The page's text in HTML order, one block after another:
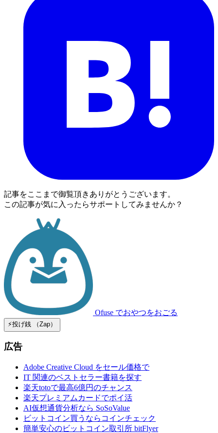
記事をここまで御覧頂きありがとうございます。
この記事が気に入ったらサポートしてみませんか？
Ofuse でおやつをおごる
⚡️投げ銭 （Zap）
広告
Adobe Creative Cloud をセール価格で
IT 関連のベストセラー書籍を探す
楽天totoで最高6億円のチャンス
楽天プレミアムカードでポイ活
AI仮想通貨分析なら SoSoValue
ビットコイン買うならコインチェック
簡単安心のビットコイン取引所 bitFlyer